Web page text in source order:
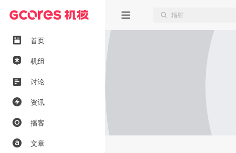
首页
机组
讨论
资讯
播客
文章